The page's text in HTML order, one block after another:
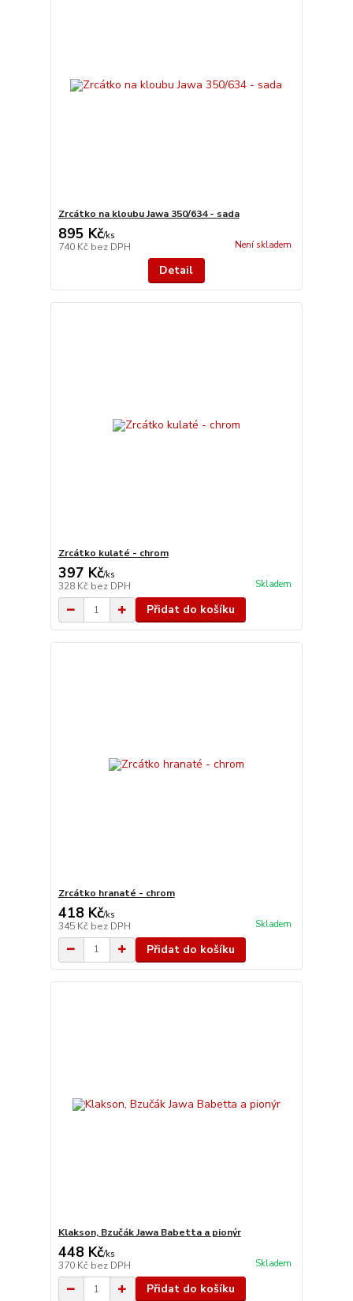
Zrcátko na kloubu Jawa 350/634 - sada
895 Kč/ks
740 Kč bez DPH Není skladem
Detail
Zrcátko kulaté - chrom
397 Kč/ks
328 Kč bez DPH Skladem
Přidat do košíku
Zrcátko hranaté - chrom
418 Kč/ks
345 Kč bez DPH Skladem
Přidat do košíku
Klakson, Bzučák Jawa Babetta a pionýr
448 Kč/ks
370 Kč bez DPH Skladem
Přidat do košíku